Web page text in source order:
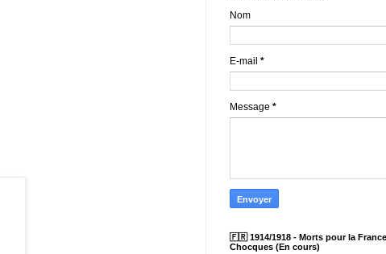
Nom
E-mail *
Message *
🇫🇷 1914/1918 - Morts pour la
Chocques (En cours)